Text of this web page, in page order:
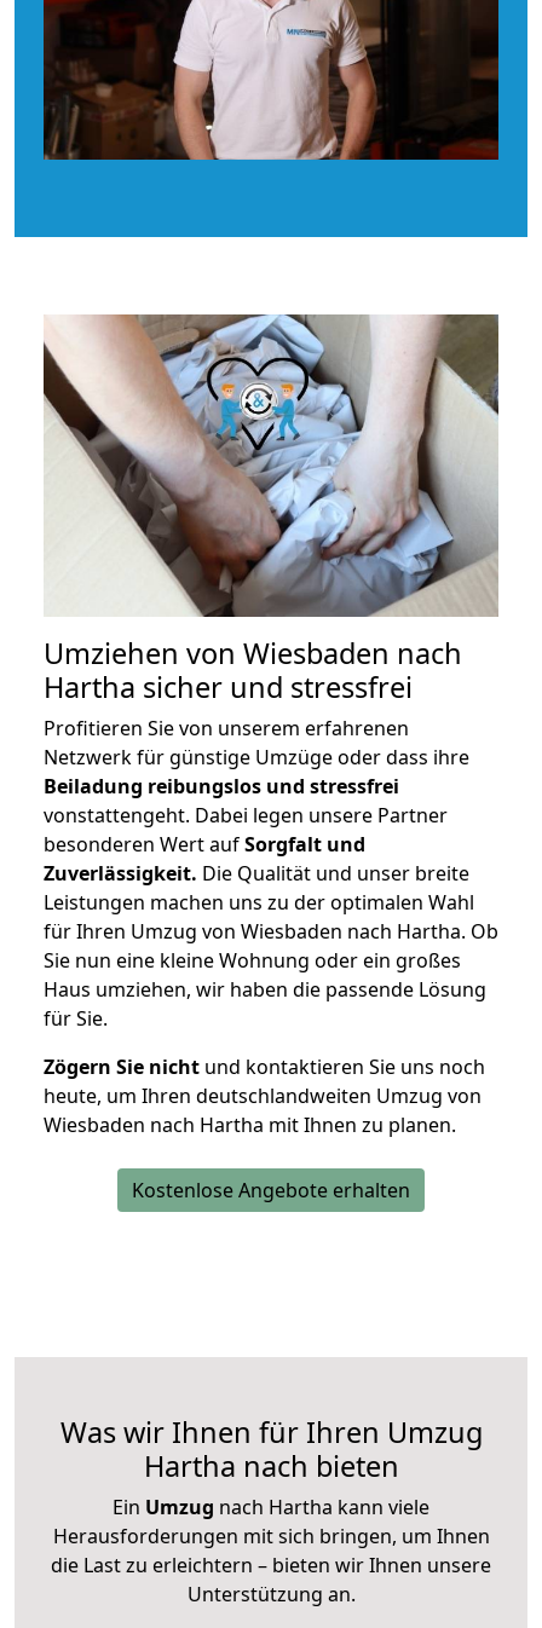
Umziehen von Wiesbaden nach
Hartha sicher und stressfrei
Profitieren Sie von unserem erfahrenen
Netzwerk für günstige Umzüge oder dass ihre
Beiladung reibungslos und stressfrei
vonstattengeht. Dabei legen unsere Partner
besonderen Wert aufSorgfalt und
Zuverlässigkeit. Die Qualität und unser breite
Leistungen machen uns zu der optimalen Wahl
für Ihren Umzug von Wiesbaden nach Hartha. Ob
Sie nun eine kleine Wohnung oder ein großes
Haus umziehen, wir haben die passende Lösung
für Sie.
Zögern Sie nicht und kontaktieren Sie uns noch
heute, um Ihren deutschlandweiten Umzug von
Wiesbaden nach Hartha mit Ihnen zu planen.
Kostenlose Angebote erhalten
Was wir Ihnen für Ihren Umzug
Hartha nach bieten
Ein Umzug nach Hartha kann viele
Herausforderungen mit sich bringen, um Ihnen
die Last zu erleichtern – bieten wir Ihnen unsere
Unterstützung an.